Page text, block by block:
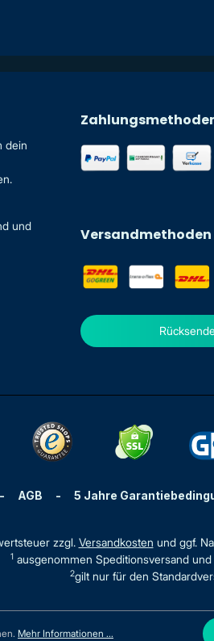
dein
und
Versandmethoden
- AGB - 5 Jahre
zzgl. Versandkosten und ggf.
1ausgenommen Speditionsversand
2gilt nur für den
Mehr Informationen ...